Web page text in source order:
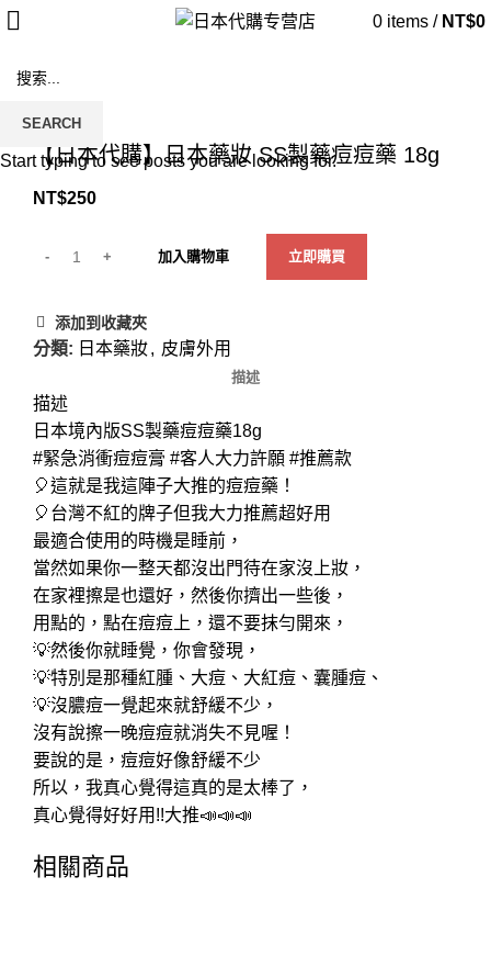
0 items / NT$0
Click to enlarge
【日本代購】日本藥妝 SS製藥痘痘藥 18g
NT$250
加入購物車 立即購買
添加到收藏夾
分類: 日本藥妝, 皮膚外用
描述
描述
日本境內版SS製藥痘痘藥18g
#緊急消衝痘痘膏 #客人大力許願 #推薦款
🎈這就是我這陣子大推的痘痘藥！
🎈台灣不紅的牌子但我大力推薦超好用
最適合使用的時機是睡前，
當然如果你一整天都沒出門待在家沒上妝，
在家裡擦是也還好，然後你擠出一些後，
用點的，點在痘痘上，還不要抹勻開來，
💡然後你就睡覺，你會發現，
💡特別是那種紅腫、大痘、大紅痘、囊腫痘、
💡沒膿痘一覺起來就舒緩不少，
沒有說擦一晚痘痘就消失不見喔！
要說的是，痘痘好像舒緩不少
所以，我真心覺得這真的是太棒了，
真心覺得好好用!!大推📣📣📣
相關商品
SEARCH
Start typing to see posts you are looking for.